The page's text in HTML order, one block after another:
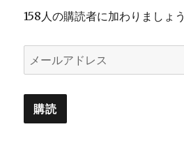
158人の購読者に加わりましょう
ー
ル
ア購読